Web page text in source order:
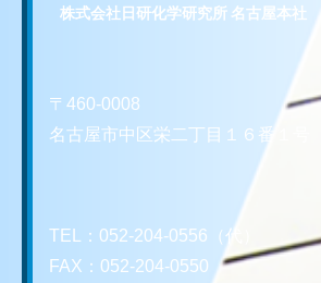
株式会社日研化学研究所 名古屋本社
〒460-0008
名古屋市中区栄二丁目１６番１号
TEL：052-204-0556（代）
FAX：052-204-0550